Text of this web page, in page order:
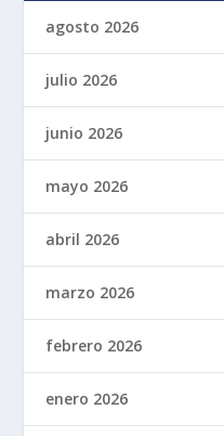
agosto 2026
julio 2026
junio 2026
mayo 2026
abril 2026
marzo 2026
febrero 2026
enero 2026